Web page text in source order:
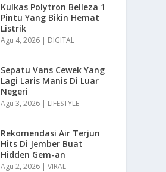
Kulkas Polytron Belleza 1
Pintu Yang Bikin Hemat
Listrik
Agu 4, 2026 | DIGITAL
Sepatu Vans Cewek Yang
Lagi Laris Manis Di Luar
Negeri
Agu 3, 2026 | LIFESTYLE
Rekomendasi Air Terjun
Hits Di Jember Buat
Hidden Gem-an
Agu 2, 2026 |VIRAL